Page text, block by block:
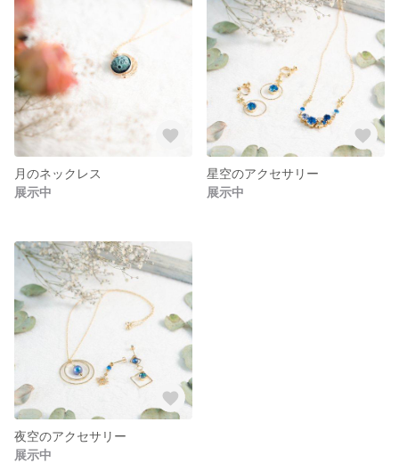
月のネックレス
展示中
星空のアクセサリー
展示中
夜空のアクセサリー
展示中